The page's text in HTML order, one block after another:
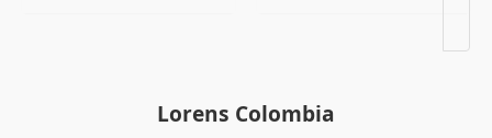
Lorens Colombia